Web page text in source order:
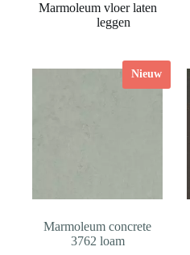
Nieuw
Marmoleum concrete
3762 loam